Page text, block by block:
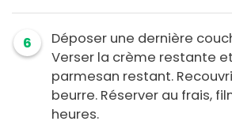
6
Déposer une dernière
Verser la crème restante
parmesan restant.
beurre. Réserver au frais,
heures.